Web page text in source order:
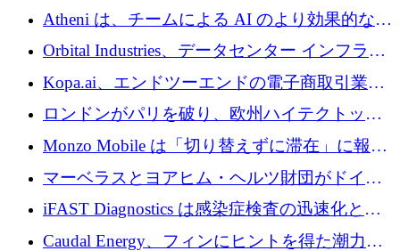
目を向けているため、InRentoの資金調達額は
1億ユーロを突破
Atheni は、チームによる AI のより効果的な使
用を支援するために 35 万ポンドを確保
Orbital Industries、データセンター インフラス
トラクチャ システムの拡張に 5,000 万ドルを
確保
Kopa.ai、エンドツーエンドの電子商取引業務
用の AI エージェントを構築するために 200
ロンドンがパリを破り、欧州ハイテクトップ
の座を奪還
Monzo Mobile は「切り替えずに滞在」に報酬
を与える
マーベラスとヨアヒム・ヘルツ財団がドイツ
の商業化ギャップを埋めるために2,000万ユー
ロのディープテック基金を立ち上げる
iFAST Diagnostics は感染症検査の迅速化と抗
菌薬耐性への取り組みに 500 万ポンドを寄付
Caudal Energy、フィンにヒントを得た潮力発